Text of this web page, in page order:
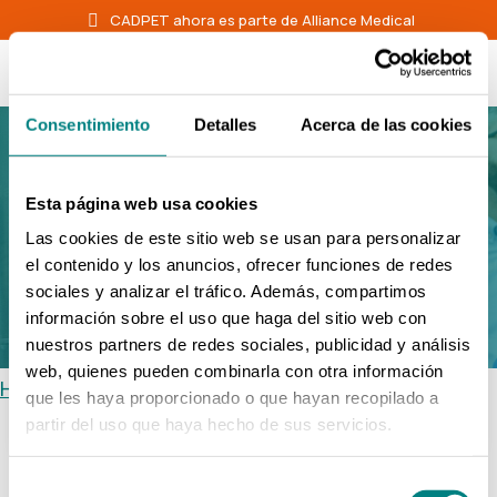
Consentimiento Detalles Acerca de las cookies
Esta página web usa cookies
Las cookies de este sitio web se usan para personalizar
el contenido y los anuncios, ofrecer funciones de redes
sociales y analizar el tráfico. Además, compartimos
información sobre el uso que haga del sitio web con
nuestros partners de redes sociales, publicidad y análisis
web, quienes pueden combinarla con otra información
que les haya proporcionado o que hayan recopilado a
partir del uso que haya hecho de sus servicios.
CADPET ahora es parte de Alliance Medical
Home / Equipo María Eugenia Lillo García
María Eugenia
Lillo García
Médico